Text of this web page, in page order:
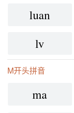
luan
lv
M开头拼音
ma